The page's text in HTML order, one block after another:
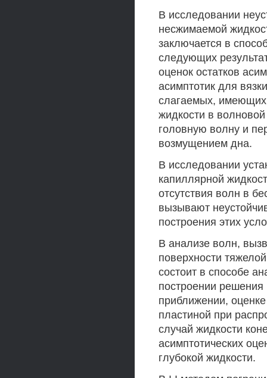
В исследовании
несжимаемой
заключается в
следующих
оценок остатков
асимптотик для
слагаемых, имеющих
жидкости в
головную волну и
возмущением дна.
В исследовании
капиллярной
отсутствия волн в
вызывают
построения этих
В анализе волн,
поверхности
состоит в способе
построении
приближении,
пластиной при
случай жидкости
асимптотических
глубокой жидкости.